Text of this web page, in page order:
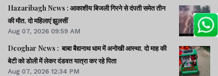
Hazaribagh News : आकाशीय बिजली गिरने से दंपती समेत तीन
की मौत, दो महिलाएं झुलसीं
Aug 07, 2026 09:59 AM
Deoghar News : बाबा बैद्यनाथ धाम में अनोखी आस्था, दो माह की
बेटी को डोली में लेकर दंडवत यात्रा कर रहे पिता
Aug 07, 2026 12:34 PM